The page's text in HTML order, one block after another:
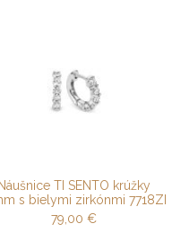
TI SENTO krúžky
s bielymi zirkónmi 7718ZI
79,00 €